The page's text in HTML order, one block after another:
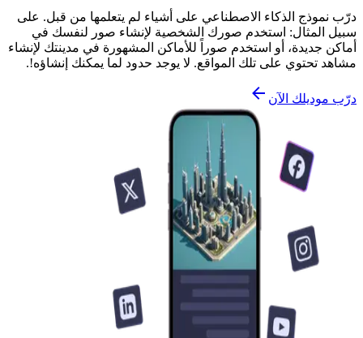
درّب نموذج الذكاء الاصطناعي على أشياء لم يتعلمها من قبل. على
سبيل المثال: استخدم صورك الشخصية لإنشاء صور لنفسك في
أماكن جديدة، أو استخدم صوراً للأماكن المشهورة في مدينتك لإنشاء
مشاهد تحتوي على تلك المواقع. لا يوجد حدود لما يمكنك إنشاؤه!.
درّب موديلك الآن